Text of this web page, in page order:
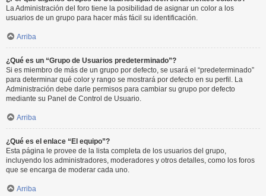
La Administración del foro tiene la posibilidad de asignar un color a los
usuarios de un grupo para hacer más fácil su identificación.
Arriba
¿Qué es un “Grupo de Usuarios predeterminado”?
Si es miembro de más de un grupo por defecto, se usará el “predeterminado”
para determinar qué color y rango se mostrará por defecto en su perfil. La
Administración debe darle permisos para cambiar su grupo por defecto
mediante su Panel de Control de Usuario.
Arriba
¿Qué es el enlace “El equipo”?
Esta página le provee de la lista completa de los usuarios del grupo,
incluyendo los administradores, moderadores y otros detalles, como los foros
que se encarga de moderar cada uno.
Arriba